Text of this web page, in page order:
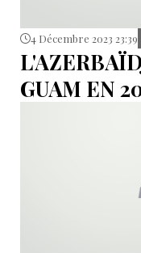
4 Décembre 2023 23:39
GUAM EN